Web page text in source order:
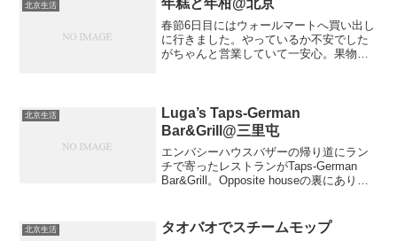
北京生活 年糕と年柑@北京
春節6日目にはウォールマートへ買い出し
に行きました。やっているか不安でした
がちゃんと営業していて一安心。果物コ
て食べられるのでそう名...
北京生活
Luga’s Taps-German
Bar&Grill@三里屯
エンバシーハウスバザーの帰り道にラン
チで寄ったレストランがTaps-German
Bar&Grill。Opposite houseの裏にありま
を発見！え？まさか？！と思...
北京生活 タオバオでスチームモップ